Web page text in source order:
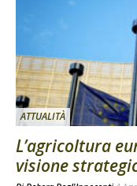
ATTUALITÀ
L’agricoltura
visione